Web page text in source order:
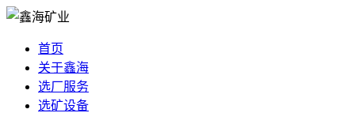
首页
关于鑫海
选厂服务
选矿设备